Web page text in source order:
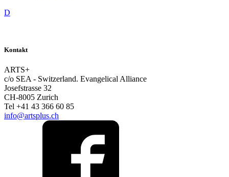
D
Kontakt
ARTS+
c/o SEA - Switzerland. Evangelical Alliance
Josefstrasse 32
CH-8005 Zurich
Tel +41 43 366 60 85
info@artsplus.ch